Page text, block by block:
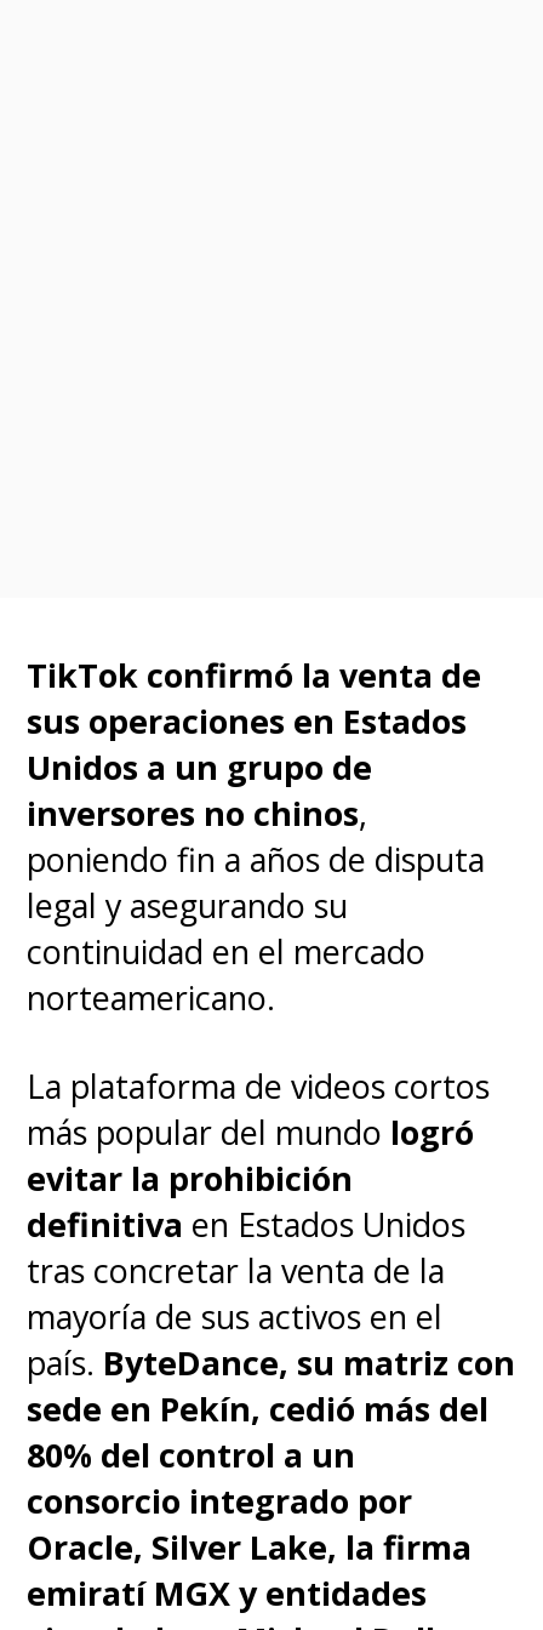
compensación.
Por último,UGM dice que
TikTok no está haciendo
ningún esfuerzo por eliminar
el contenido que infringe los
derechos de autor(por
supuesto, refiriéndose
exclusivamente a la música
distribuida bajo su sello) y es por
esto que han"amenazado"con
eliminar las canciones de sus
artistas -lo que, en honor a la
verdad, es un fraseo dramático
para decir que no realizarán un
nuevo acuerdo comercial- de la
plataforma si ésta no cumple las
condiciones establecidas,a
pesar de que esto no solo va a
perjudicará a las partes
involucradas sino también al
usuario final de la app.
TikTok confirmó la venta de
sus operaciones en Estados
Unidos a un grupo de
inversores no chinos,
poniendo fin a años de disputa
legal y asegurando su
continuidad en el mercado
norteamericano.
La plataforma de videos cortos
más popular del mundo logró
evitar la prohibición
definitiva en Estados Unidos
tras concretar la venta de la
mayoría de sus activos en el
país. ByteDance, su matriz con
sede en Pekín, cedió más del
80% del control a un
consorcio integrado por
Oracle, Silver Lake, la firma
emiratí MGX y entidades